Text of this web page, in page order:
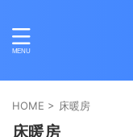
HOME > 床暖房
床暖房